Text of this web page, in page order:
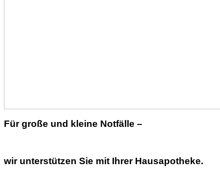
Für große und kleine Notfälle –
wir unterstützen Sie mit Ihrer Hausapotheke.